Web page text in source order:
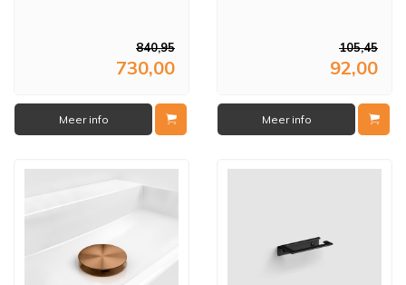
840,95
730,00
Meer info
105,45
92,00
Meer info